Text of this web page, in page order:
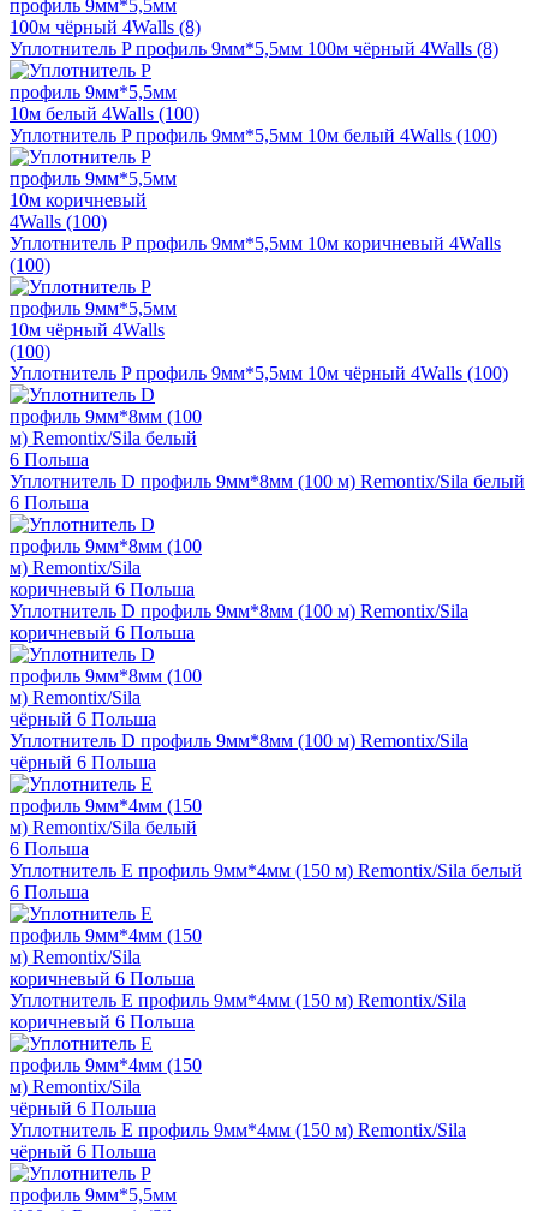
Уплотнитель P профиль 9мм*5,5мм 100м чёрный 4Walls (8)
Уплотнитель P профиль 9мм*5,5мм 10м белый 4Walls (100)
Уплотнитель P профиль 9мм*5,5мм 10м коричневый 4Walls
(100)
Уплотнитель P профиль 9мм*5,5мм 10м чёрный 4Walls (100)
Уплотнитель D профиль 9мм*8мм (100 м) Remontix/Sila белый
6 Польша
Уплотнитель D профиль 9мм*8мм (100 м) Remontix/Sila
коричневый 6 Польша
Уплотнитель D профиль 9мм*8мм (100 м) Remontix/Sila
чёрный 6 Польша
Уплотнитель E профиль 9мм*4мм (150 м) Remontix/Sila белый
6 Польша
Уплотнитель E профиль 9мм*4мм (150 м) Remontix/Sila
коричневый 6 Польша
Уплотнитель E профиль 9мм*4мм (150 м) Remontix/Sila
чёрный 6 Польша